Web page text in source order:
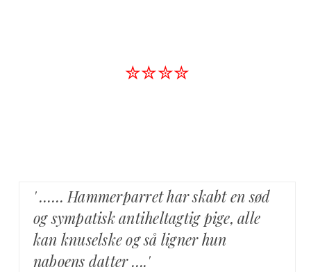
✮✮✮✮
' …… Hammerparret har skabt en sød
og sympatisk antiheltagtig pige, alle
kan knuselske og så ligner hun
naboens datter ….'